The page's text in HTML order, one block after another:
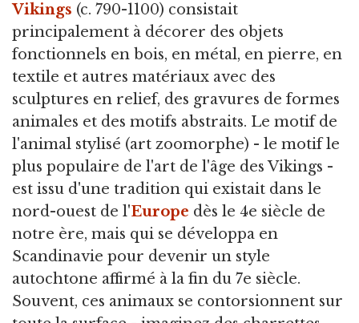
Vikings (c. 790-1100) consistait
principalement à décorer des objets
fonctionnels en bois, en métal, en pierre, en
textile et autres matériaux avec des
sculptures en relief, des gravures de formes
animales et des motifs abstraits. Le motif de
l'animal stylisé (art zoomorphe) - le motif le
plus populaire de l'art de l'âge des Vikings -
est issu d'une tradition qui existait dans le
nord-ouest de l'Europe dès le 4e siècle de
notre ère, mais qui se développa en
Scandinavie pour devenir un style
autochtone affirmé à la fin du 7e siècle.
Souvent, ces animaux se contorsionnent sur